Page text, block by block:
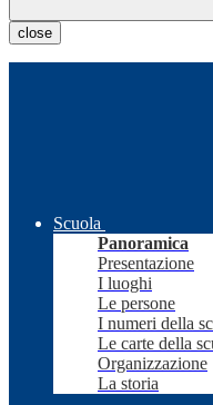
close
Scuola
Panoramica
Presentazione
I luoghi
Le persone
I numeri della
Le carte della
Organizzazione
La storia